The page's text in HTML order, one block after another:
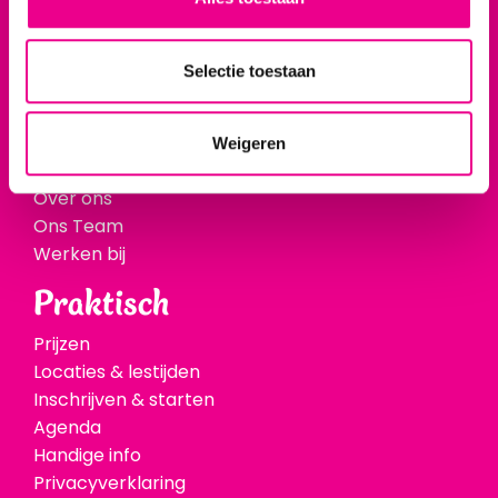
Selectie toestaan
Weigeren
Onze zwemroute
Overig lesaanbod
Over ons
Ons Team
Werken bij
Praktisch
Prijzen
Locaties & lestijden
Inschrijven & starten
Agenda
Handige info
Privacyverklaring